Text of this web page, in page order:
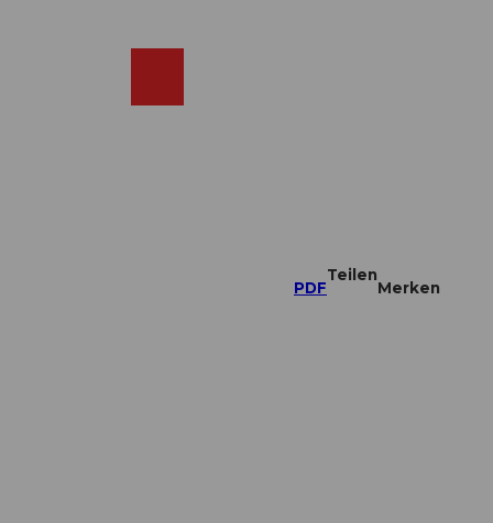
PDF
Teilen
Merken